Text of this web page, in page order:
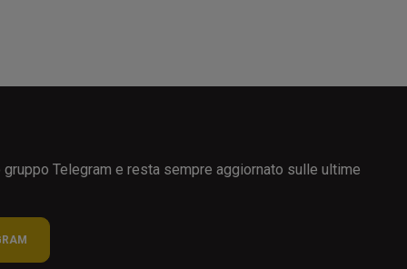
Telegram e resta sempre aggiornato sulle ultime